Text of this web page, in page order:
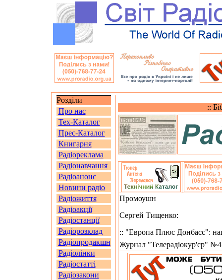
Розділи
Про нас
Тех-Каталог
Прес-Каталог
Книгарня
Радіореклама
Радіонавчання
Радіоанонс
Новини радіо
Радіожиття
Радіоакції
Радіостанції
Радіорозклад
Радіопродакшн
Радіолінки
Радіостатті
Радіозакони
::
Промоушн
Сергей Тищенко:
:: "Европа Плюс Донбасс":
Журнал "Телерадіокур'єр"